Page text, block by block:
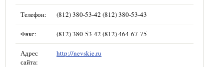
Телефон: (812) 380-53-42 (812) 380-53-43
Факс: (812) 380-53-42 (812) 464-67-75
Адрес
сайта:
http://nevskie.ru